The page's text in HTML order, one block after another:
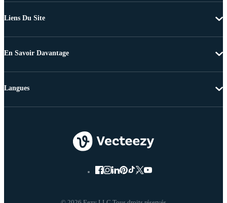
Liens Du Site
En Savoir Davantage
Langues